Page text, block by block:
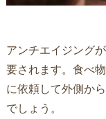
アンチエイジング
要されます。食べ
に依頼して外側か
でしょう。